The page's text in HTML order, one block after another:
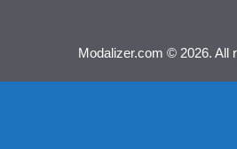
Modalizer.com © 2026. All